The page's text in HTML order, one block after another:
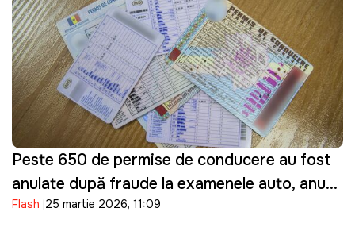
Peste 650 de permise de conducere au fost
anulate după fraude la examenele auto, anunţă
ASP
Flash 25 martie 2026, 11:09